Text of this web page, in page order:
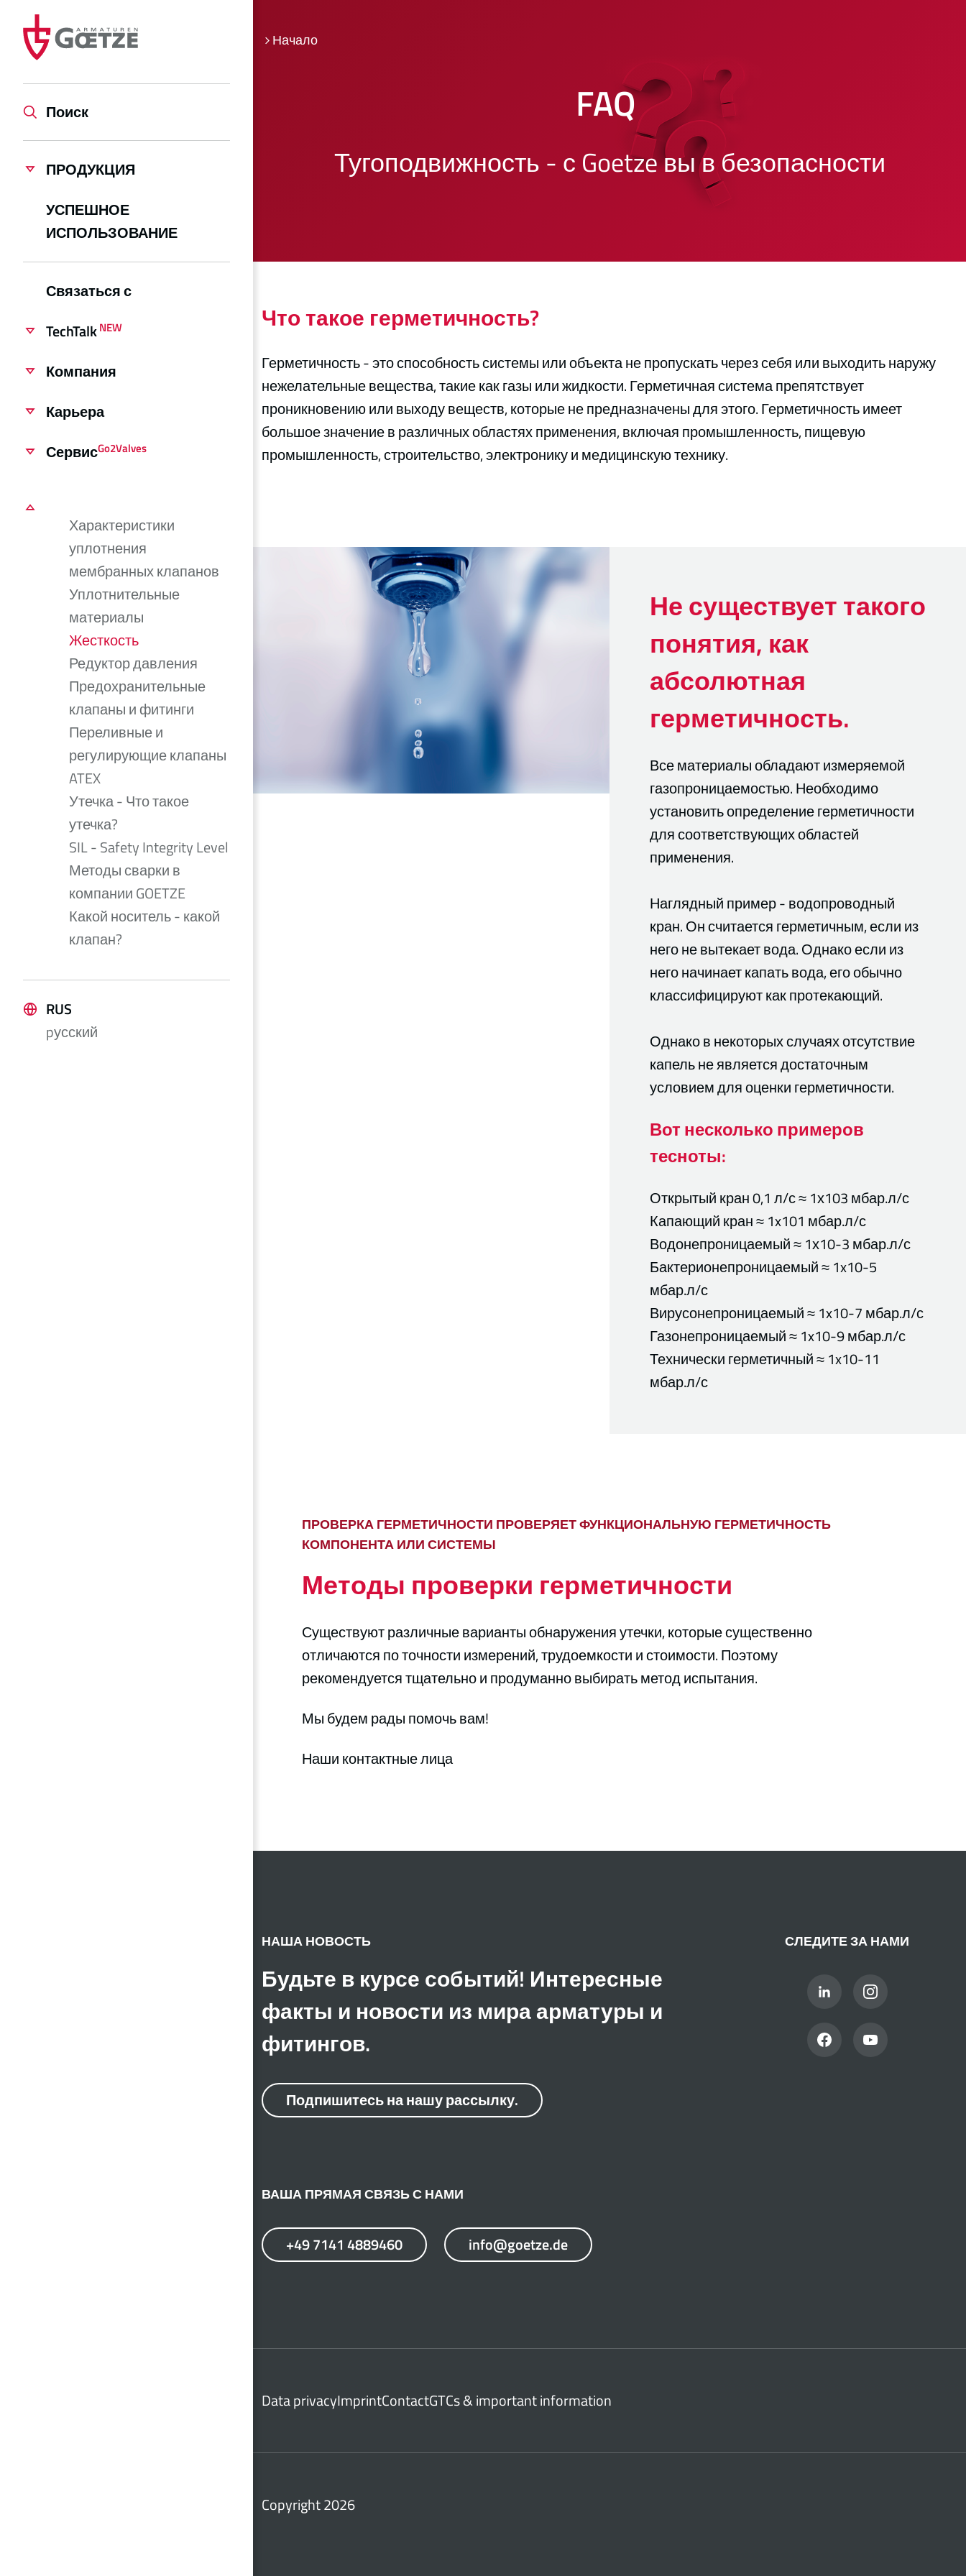
ПРОДУКЦИЯ
УСПЕШНОЕ
ИСПОЛЬЗОВАНИЕ
Связаться с
TechTalkNEW
Компания
Карьера
СервисGo2Valves
Характеристики
уплотнения
мембранных клапанов
Уплотнительные
материалы
Жесткость
Редуктор давления
Предохранительные
клапаны и фитинги
Переливные и
регулирующие клапаны
ATEX
Утечка - Что такое
утечка?
SIL - Safety Integrity Level
Методы сварки в
компании GOETZE
Какой носитель - какой
клапан?
Поиск
RUS
pусский
Начало
FAQ
Тугоподвижность - с Goetze вы в безопасности
Что такое герметичность?
Герметичность - это способность системы или объекта не пропускать через себя или выходить наружу
нежелательные вещества, такие как газы или жидкости. Герметичная система препятствует
проникновению или выходу веществ, которые не предназначены для этого. Герметичность имеет
большое значение в различных областях применения, включая промышленность, пищевую
промышленность, строительство, электронику и медицинскую технику.
Не существует такого
понятия, как
абсолютная
герметичность.
Все материалы обладают измеряемой
газопроницаемостью. Необходимо
установить определение герметичности
для соответствующих областей
применения.
Наглядный пример - водопроводный
кран. Он считается герметичным, если из
него не вытекает вода. Однако если из
него начинает капать вода, его обычно
классифицируют как протекающий.
Однако в некоторых случаях отсутствие
капель не является достаточным
условием для оценки герметичности.
Вот несколько примеров
тесноты:
Открытый кран 0,1 л/с ≈ 1х103 мбар.л/с
Капающий кран ≈ 1x101 мбар.л/с
Водонепроницаемый ≈ 1х10-3 мбар.л/с
Бактерионепроницаемый ≈ 1x10-5
мбар.л/с
Вирусонепроницаемый ≈ 1x10-7 мбар.л/с
Газонепроницаемый ≈ 1x10-9 мбар.л/с
Технически герметичный ≈ 1x10-11
мбар.л/с
ПРОВЕРКА ГЕРМЕТИЧНОСТИ ПРОВЕРЯЕТ ФУНКЦИОНАЛЬНУЮ ГЕРМЕТИЧНОСТЬ
КОМПОНЕНТА ИЛИ СИСТЕМЫ
Методы проверки герметичности
Существуют различные варианты обнаружения утечки, которые существенно
отличаются по точности измерений, трудоемкости и стоимости. Поэтому
рекомендуется тщательно и продуманно выбирать метод испытания.
Мы будем рады помочь вам!
Наши контактные лица
НАША НОВОСТЬ
Будьте в курсе событий! Интересные
факты и новости из мира арматуры и
фитингов.
Подпишитесь на нашу рассылку.
ВАША ПРЯМАЯ СВЯЗЬ С НАМИ
+49 7141 4889460 info@goetze.de
СЛЕДИТЕ ЗА НАМИ
Data privacyImprintContactGTCs & important information
Copyright 2026